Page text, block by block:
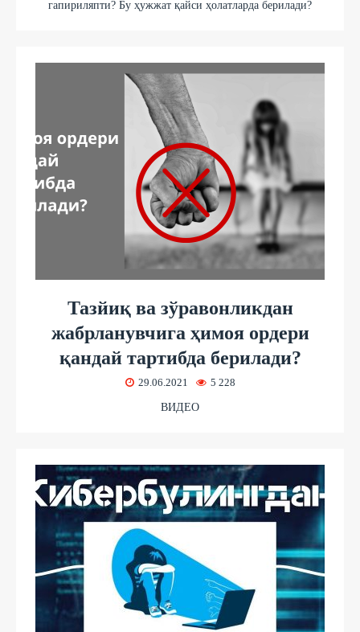
гапириляпти? Бу ҳужжат қайси ҳолатларда берилади?
Тазйиқ ва зўравонликдан
жабрланувчига ҳимоя ордери
қандай тартибда берилади?
29.06.2021 5 228
ВИДЕО